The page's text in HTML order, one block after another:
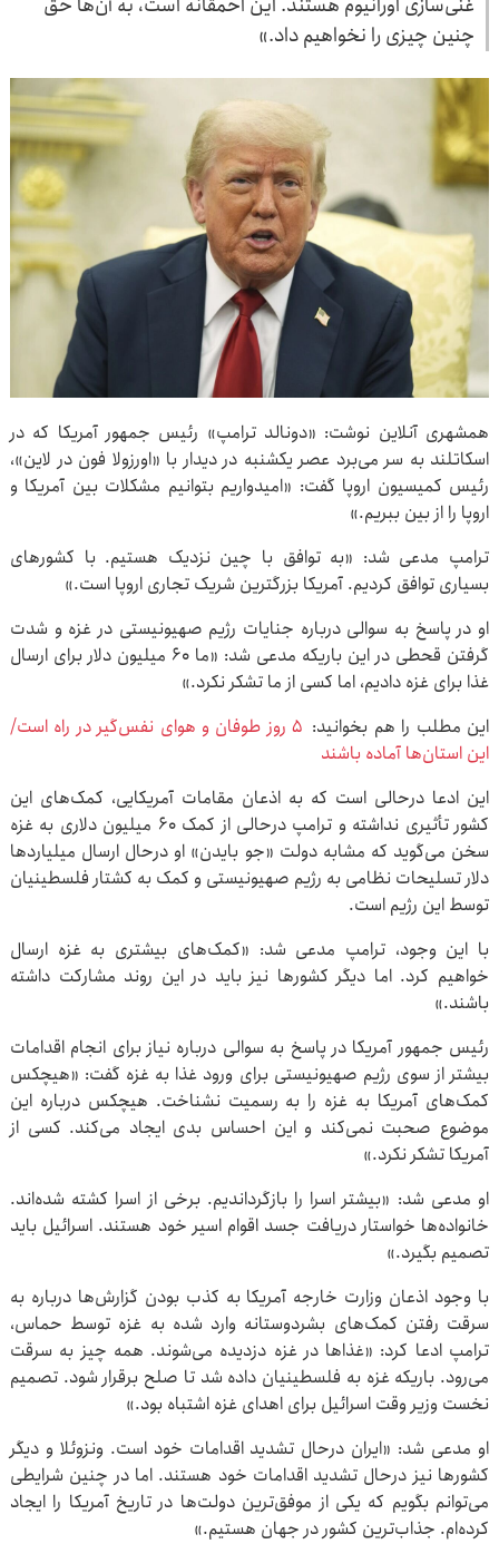
چنین چیزی را نخواهیم داد.»
همشهری آنلاین نوشت: «دونالد ترامپ» رئیس جمهور آمریکا که در
اسکاتلند به سر می‌برد عصر یکشنبه در دیدار با «اورزولا فون در لاین»،
رئیس کمیسیون اروپا گفت: «امیدواریم بتوانیم مشکلات بین آمریکا و
اروپا را از بین ببریم.»
ترامپ مدعی شد: «به توافق با چین نزدیک هستیم. با کشورهای
بسیاری توافق کردیم. آمریکا بزرگترین شریک تجاری اروپا است.»
او در پاسخ به سوالی درباره جنایات رژیم صهیونیستی در غزه و شدت
گرفتن قحطی در این باریکه مدعی شد: «ما ۶۰ میلیون دلار برای ارسال
غذا برای غزه دادیم، اما کسی از ما تشکر نکرد.»
این مطلب را هم بخوانید:
۵ روز طوفان و هوای نفس‌گیر در راه است/
این استان‌ها آماده باشند
این ادعا درحالی است که به اذعان مقامات آمریکایی، کمک‌های این
کشور تأثیری نداشته و ترامپ درحالی از کمک ۶۰ میلیون دلاری به غزه
سخن می‌گوید که مشابه دولت «جو بایدن» او درحال ارسال میلیاردها
دلار تسلیحات نظامی به رژیم صهیونیستی و کمک به کشتار فلسطینیان
توسط این رژیم است.
با این وجود، ترامپ مدعی شد: «کمک‌های بیشتری به غزه ارسال
خواهیم کرد. اما دیگر کشورها نیز باید در این روند مشارکت داشته
باشند.»
رئیس جمهور آمریکا در پاسخ به سوالی درباره نیاز برای انجام اقدامات
بیشتر از سوی رژیم صهیونیستی برای ورود غذا به غزه گفت: «هیچکس
کمک‌های آمریکا به غزه را به رسمیت نشناخت. هیچکس درباره این
موضوع صحبت نمی‌کند و این احساس بدی ایجاد می‌کند. کسی از
آمریکا تشکر نکرد.»
او مدعی شد: «بیشتر اسرا را بازگرداندیم. برخی از اسرا کشته شده‌اند.
خانواده‌ها خواستار دریافت جسد اقوام اسیر خود هستند. اسرائیل باید
تصمیم بگیرد.»
با وجود اذعان وزارت خارجه آمریکا به کذب بودن گزارش‌ها درباره به
سرقت رفتن کمک‌های بشردوستانه وارد شده به غزه توسط حماس،
ترامپ ادعا کرد: «غذاها در غزه دزدیده می‌شوند. همه چیز به سرقت
می‌رود. باریکه غزه به فلسطینیان داده شد تا صلح برقرار شود. تصمیم
نخست وزیر وقت اسرائیل برای اهدای غزه اشتباه بود.»
او مدعی شد: «ایران درحال تشدید اقدامات خود است. ونزوئلا و دیگر
کشورها نیز درحال تشدید اقدامات خود هستند. اما در چنین شرایطی
می‌توانم بگویم که یکی از موفق‌ترین دولت‌ها در تاریخ آمریکا را ایجاد
کرده‌ام. جذاب‌ترین کشور در جهان هستیم.»